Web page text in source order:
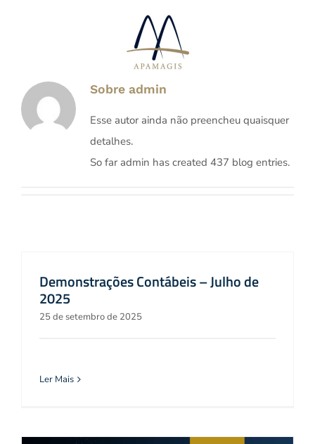
Sobre admin
Esse autor ainda não preencheu quaisquer
detalhes.
So far admin has created 437 blog entries.
Demonstrações Contábeis – Julho de
2025
25 de setembro de 2025
Ler Mais